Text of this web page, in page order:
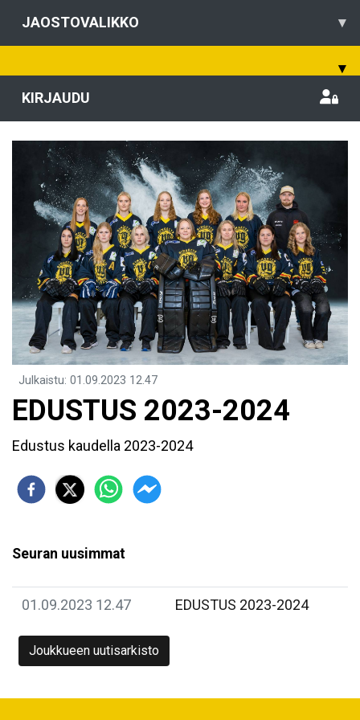
JAOSTOVALIKKO ▾
▾
KIRJAUDU
Julkaistu: 01.09.2023 12.47
EDUSTUS 2023-2024
Edustus kaudella 2023-2024
Seuran uusimmat
01.09.2023 12.47 EDUSTUS 2023-2024
Joukkueen uutisarkisto